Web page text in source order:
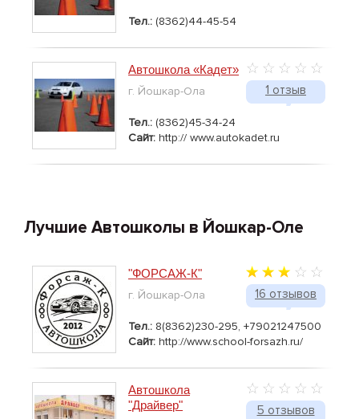
Тел.: (8362)44-45-54
1 отзыв
Автошкола «Кадет»
г. Йошкар-Ола
Тел.: (8362)45-34-24
Сайт: http:// www.autokadet.ru
Лучшие Автошколы в Йошкар-Оле
16 отзывов
"ФОРСАЖ-К"
г. Йошкар-Ола
Тел.: 8(8362)230-295, +79021247500
Сайт: http://www.school-forsazh.ru/
5 отзывов
Автошкола
"Драйвер"